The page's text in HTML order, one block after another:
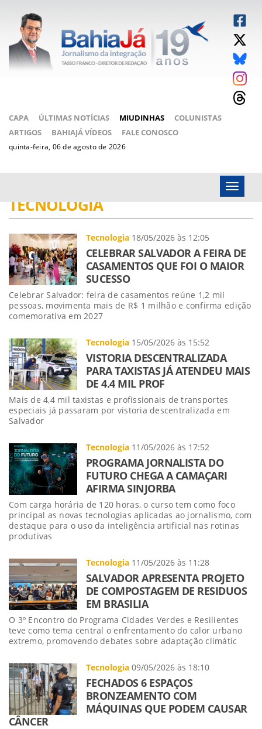
CAPA ÚLTIMAS NOTÍCIAS MIUDINHAS
COLUNISTAS
ARTIGOS
BAHIAJÁ VÍDEOS FALE CONOSCO
quinta-feira, 06 de agosto de 2026
Menu
TECNOLOGIA
Tecnologia 18/05/2026 às 12:05
CELEBRAR SALVADOR A FEIRA DE
CASAMENTOS QUE FOI O MAIOR
SUCESSO
Celebrar Salvador: feira de casamentos reúne 1,2 mil
pessoas, movimenta mais de R$ 1 milhão e confirma edição
comemorativa em 2027
Tecnologia 15/05/2026 às 15:52
VISTORIA DESCENTRALIZADA
PARA TAXISTAS JÁ ATENDEU MAIS
DE 4.4 MIL PROF
Mais de 4,4 mil taxistas e profissionais de transportes
especiais já passaram por vistoria descentralizada em
Salvador
Tecnologia 11/05/2026 às 17:52
PROGRAMA JORNALISTA DO
FUTURO CHEGA A CAMAÇARI
AFIRMA SINJORBA
Com carga horária de 120 horas, o curso tem como foco
principal as novas tecnologias aplicadas ao jornalismo, com
destaque para o uso da inteligência artificial nas rotinas
produtivas
Tecnologia 11/05/2026 às 11:28
SALVADOR APRESENTA PROJETO
DE COMPOSTAGEM DE RESIDUOS
EM BRASILIA
O 3º Encontro do Programa Cidades Verdes e Resilientes
teve como tema central o enfrentamento do calor urbano
extremo, promovendo debates sobre adaptação climátic
Tecnologia 09/05/2026 às 18:10
FECHADOS 6 ESPAÇOS
BRONZEAMENTO COM
MÁQUINAS QUE PODEM CAUSAR
CÂNCER